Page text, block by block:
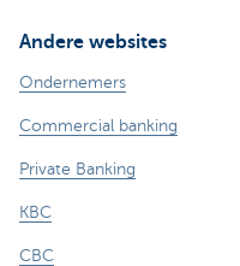
Andere websites
Ondernemers
Commercial banking
Private Banking
KBC
CBC